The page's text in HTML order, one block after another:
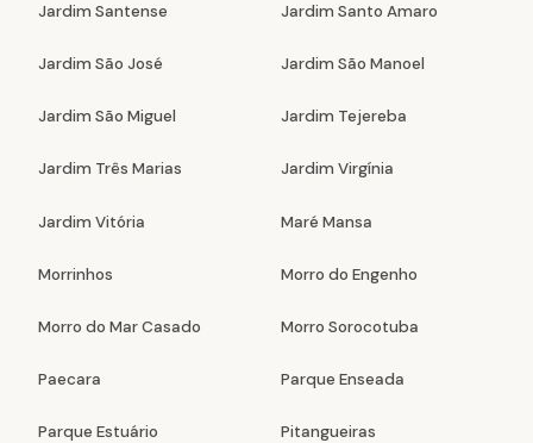
Jardim Santense Jardim Santo Amaro
Jardim São José Jardim São Manoel
Jardim São Miguel Jardim Tejereba
Jardim Três Marias Jardim Virgínia
Jardim Vitória Maré Mansa
Morrinhos Morro do Engenho
Morro do Mar Casado Morro Sorocotuba
Paecara Parque Enseada
Parque Estuário Pitangueiras